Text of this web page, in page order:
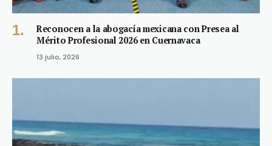
Reconocen a la abogacía mexicana con Presea al
Mérito Profesional 2026 en Cuernavaca
13 julio, 2026